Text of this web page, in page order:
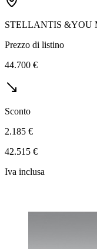
STELLANTIS &YOU
Prezzo di listino
44.700 €
Sconto
2.185 €
42.515 €
Iva inclusa